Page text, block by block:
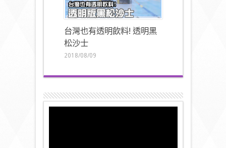
台灣也有透明飲料! 透明黑
松沙士
2018/08/09